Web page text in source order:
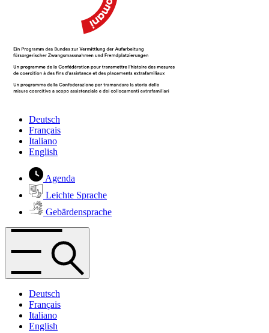
Deutsch
Français
Italiano
English
Agenda
Leichte Sprache
Gebärdensprache
Deutsch
Français
Italiano
English